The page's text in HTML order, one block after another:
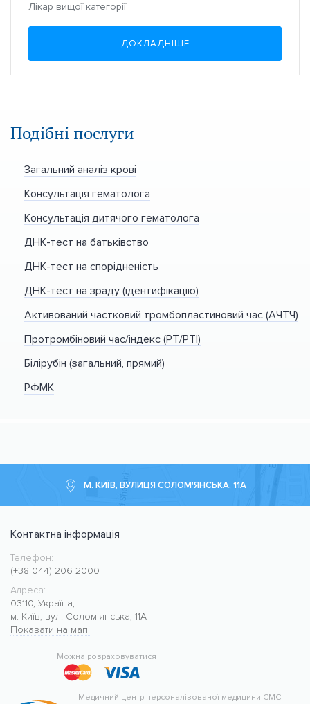
Лікар вищої категорії
ДОКЛАДНІШЕ
Подібні послуги
Загальний аналіз крові
Консультація гематолога
Консультація дитячого гематолога
ДНК-тест на батьківство
ДНК-тест на спорідненість
ДНК-тест на зраду (ідентифікацію)
Активований частковий тромбопластиновий час (АЧТЧ)
Протромбіновий час/індекс (PT/PTI)
Білірубін (загальний, прямий)
РФМК
М. КИЇВ, ВУЛИЦЯ СОЛОМ'ЯНСЬКА, 11А
Контактна інформація
Медичний центр CMC MED
https://cmcmed.clinic
Телефон:
(+38 044) 206 2000
Адреса:
03110, Україна,
м. Київ, вул. Солом'янська, 11А
Показати на мапі
Можна розраховуватися
Медичний центр персоналізованої медицини CMC